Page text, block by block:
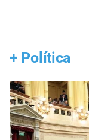
+ Política